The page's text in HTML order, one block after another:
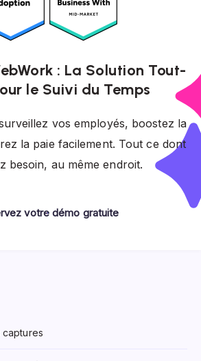
: La Solution Tout-
le Suivi du Temps
vos employés, boostez la
la paie facilement. Tout ce dont
besoin, au même endroit.
votre démo gratuite
captures